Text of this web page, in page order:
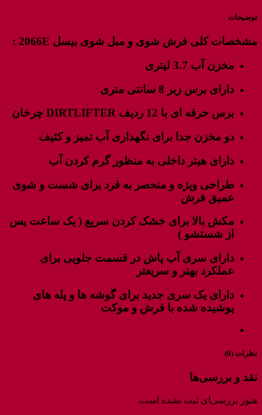
توضیحات
مشخصات کلی فرش شوی و مبل شوی بیسل 2066E :
مخزن آب 3.7 لیتری
دارای برس زبر 8 سانتی متری
برس حرفه ای با 12 ردیف DIRTLIFTER چرخان
دو مخزن جدا برای نگهداری آب تمیز و کثیف
دارای هیتر داخلی به منظور گرم کردن آب
طراحی ویژه و منحصر به فرد برای شست و شوی
عمیق فرش
مکش بالا برای خشک کردن سریع ( یک ساعت پس
از شستشو )
دارای سری آب پاش در قسمت جلویی برای
عملکرد بهتر و سریعتر
دارای یک سری جدید برای گوشه ها و پله های
پوشیده شده با فرش و موکت
نظرات (0)
نقد و بررسی‌ها
هنوز بررسی‌ای ثبت نشده است.